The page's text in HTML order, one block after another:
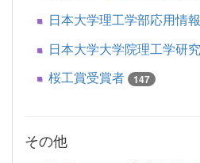
日本大学理工学部応用情
日本大学大学院理工学研
桜工賞受賞者 147
その他